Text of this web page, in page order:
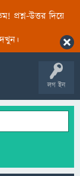
প্রশ্ন-উত্তর দিয়ে
লগ ইন